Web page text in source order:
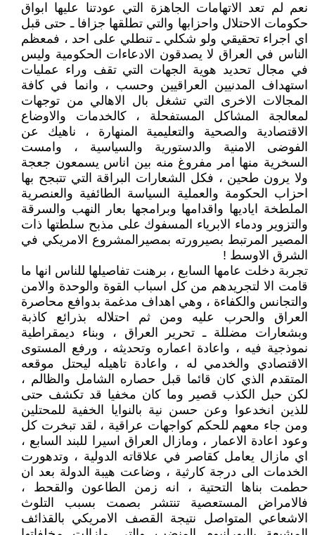
نعم لم تعد الاتهامات الجاهزة التي عودتنا عليها ابواق
حكومات الاحتلال واحزابها والتي تطلقها جزافا ـ حتى قبل
اي اجراء تحقيقي ولو شكلي ـ تنطلي على احد ، فمعظم
الناس في العراق لا يصدقون الادعاءات الحكومية وليس
في مجال تحديد هوية الجهات التي تقف وراء عمليات
استهداف المدنيين العراقيين وحسب ، وانما في كافة
المجالات الاخرى التي تشغل بال الاهالي من توجهات
لمعالجة المشاكل المستفحلة ، كالخدمات والاوضاع
الاقتصادية والصحية والتعليمية المنهارة ، ناهيك عن
الفوضى الامنية والدستورية والسياسية ، وامست
السخرية منها امر مفروغ منه بين اناس يسمعون جعجة
ولا يرون طحين ، فكل الشعارات البراقة التي تتبجح بها
احزاب الحكومة والعملية السياسة الطائفية والعنصرية
الملطخة اياديها واقدامها وبرامجها بعار النهب والسرقة
والتزوير ودماء الابرياء المسفوك على مذبح سلطتها ذات
المصير المرتبط بصيرورته بمصيرالمشروع الامريكي في
الشرق الاوسط !
تجربة دخلت عامها السابع ، برهنت تفاصيلها للناس انها ما
قامت الا لتجريدهم من كل اسباب القوة والوحدة والامن
والتجانس والكفاءة ، وهي اهداف مدغمة بدوافع محاصرة
العراق والحرب عليه ومن ثم احتلاله بذرائع كاذبة
وبشعارات مضللة ـ تحرير العراق ، وبناء ديمقراطية
نموذجية فيه ، واعادة اعماره وتحديثه ، ورفع المستوى
الاقتصادي والخدمي له ، واعادة تاهيله ليحتل موقعه
المتقدم الذي كان قائما قبل حصاره الشامل والظالم ،
لكن حبل الكذب قصير وما كان مخفيا قد تكشف حتى
للذين انخدعوا وعن حسن نية بالنوايا الخفية للمحتلين
ومن جاء معهم للحكم كواجهات عراقية ، لقد تبخرت كل
وعود اعادة الاعمار ، ومازال العراق اسيرا للبند السابع ،
اي مازال يعامل كقاصر في علاقاته الدولية ، وتدهورت
الخدمات الى درجة كارثية ، وضاعت هيبة الدولة بعد ان
حطمت بناها التحتية ، انه زمن الطاعون والقحط ،
فالامراض المستعصية تنتشر بصمت بسبب التلوث
الاشعاعي المتواصل نتيجة القصف الامريكي بالقذائف